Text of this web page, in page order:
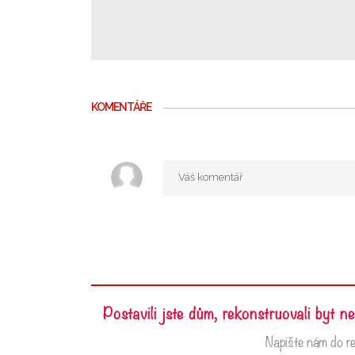
KOMENTÁŘE
Postavili jste dům, rekonstruovali byt
Napište nám do